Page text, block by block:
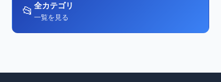
📂 全カテゴリ
一覧を見る